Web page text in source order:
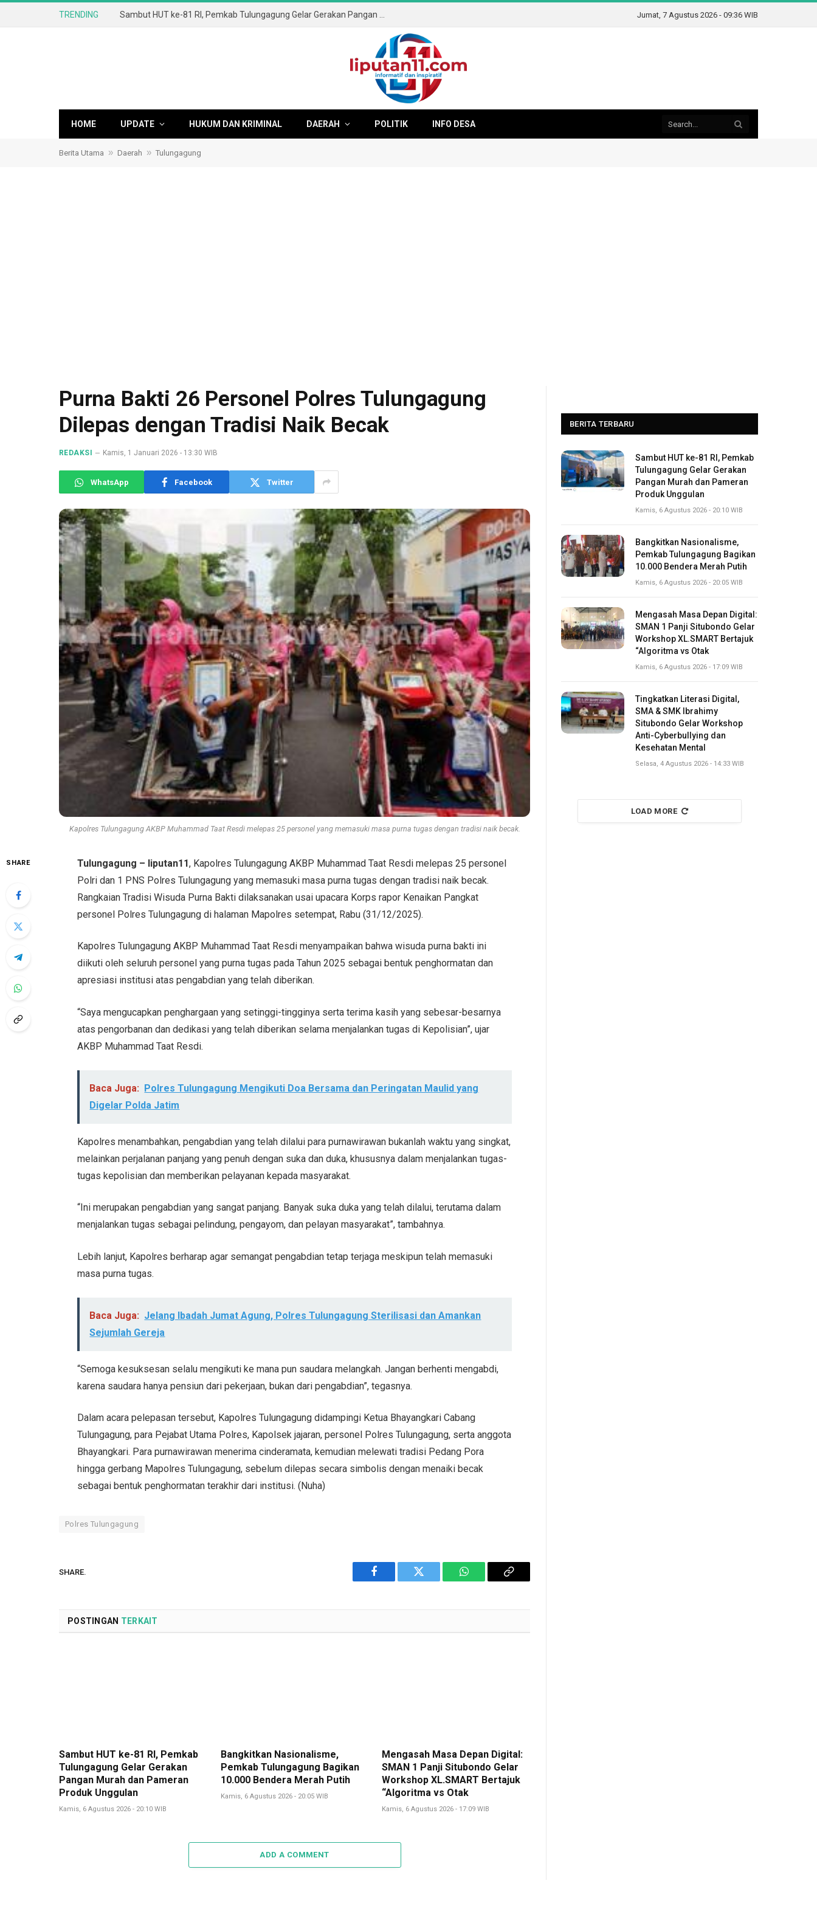
TRENDING Jumat, 7 Agustus 2026 - 09:36 WIB
HOME UPDATE HUKUM DAN KRIMINAL DAERAH POLITIK INFO DESA
Berita Utama » Daerah » Tulungagung
Purna Bakti 26 Personel Polres Tulungagung
Dilepas dengan Tradisi Naik Becak
REDAKSI Kamis, 1 Januari 2026 - 13:30 WIB
WhatsApp Facebook Twitter
Kapolres Tulungagung AKBP Muhammad Taat Resdi melepas 25 personel yang memasuki masa purna tugas dengan tradisi naik becak.
SHARE Tulungagung – liputan11, Kapolres Tulungagung AKBP Muhammad Taat Resdi melepas 25 personel
Polri dan 1 PNS Polres Tulungagung yang memasuki masa purna tugas dengan tradisi naik becak.
Rangkaian Tradisi Wisuda Purna Bakti dilaksanakan usai upacara Korps rapor Kenaikan Pangkat
personel Polres Tulungagung di halaman Mapolres setempat, Rabu (31/12/2025).
Kapolres Tulungagung AKBP Muhammad Taat Resdi menyampaikan bahwa wisuda purna bakti ini
diikuti oleh seluruh personel yang purna tugas pada Tahun 2025 sebagai bentuk penghormatan dan
apresiasi institusi atas pengabdian yang telah diberikan.
“Saya mengucapkan penghargaan yang setinggi-tingginya serta terima kasih yang sebesar-besarnya
atas pengorbanan dan dedikasi yang telah diberikan selama menjalankan tugas di Kepolisian”, ujar
AKBP Muhammad Taat Resdi.
Baca Juga: Polres Tulungagung Mengikuti Doa Bersama dan Peringatan Maulid yang
Digelar Polda Jatim
Kapolres menambahkan, pengabdian yang telah dilalui para purnawirawan bukanlah waktu yang singkat,
melainkan perjalanan panjang yang penuh dengan suka dan duka, khususnya dalam menjalankan tugas-
tugas kepolisian dan memberikan pelayanan kepada masyarakat.
“Ini merupakan pengabdian yang sangat panjang. Banyak suka duka yang telah dilalui, terutama dalam
menjalankan tugas sebagai pelindung, pengayom, dan pelayan masyarakat”, tambahnya.
Lebih lanjut, Kapolres berharap agar semangat pengabdian tetap terjaga meskipun telah memasuki
masa purna tugas.
Baca Juga: Jelang Ibadah Jumat Agung, Polres Tulungagung Sterilisasi dan Amankan
Sejumlah Gereja
“Semoga kesuksesan selalu mengikuti ke mana pun saudara melangkah. Jangan berhenti mengabdi,
karena saudara hanya pensiun dari pekerjaan, bukan dari pengabdian”, tegasnya.
Dalam acara pelepasan tersebut, Kapolres Tulungagung didampingi Ketua Bhayangkari Cabang
Tulungagung, para Pejabat Utama Polres, Kapolsek jajaran, personel Polres Tulungagung, serta anggota
Bhayangkari. Para purnawirawan menerima cinderamata, kemudian melewati tradisi Pedang Pora
hingga gerbang Mapolres Tulungagung, sebelum dilepas secara simbolis dengan menaiki becak
sebagai bentuk penghormatan terakhir dari institusi. (Nuha)
Polres Tulungagung
SHARE.
Facebook Twitter WhatsAppCopy
POSTINGAN TERKAIT
Sambut HUT ke-81 RI, Pemkab
Tulungagung Gelar Gerakan
Pangan Murah dan Pameran
Produk Unggulan
Kamis, 6 Agustus 2026 - 20:10 WIB
Bangkitkan Nasionalisme,
Pemkab Tulungagung Bagikan
10.000 Bendera Merah Putih
Kamis, 6 Agustus 2026 - 20:05 WIB
Mengasah Masa Depan Digital:
SMAN 1 Panji Situbondo Gelar
Workshop XL.SMART Bertajuk
“Algoritma vs Otak
Kamis, 6 Agustus 2026 - 17:09 WIB
ADD A COMMENT
BERITA TERBARU
Sambut HUT ke-81 RI, Pemkab
Tulungagung Gelar Gerakan
Pangan Murah dan Pameran
Produk Unggulan
Kamis, 6 Agustus 2026 - 20:10 WIB
Bangkitkan Nasionalisme,
Pemkab Tulungagung Bagikan
10.000 Bendera Merah Putih
Kamis, 6 Agustus 2026 - 20:05 WIB
Mengasah Masa Depan Digital:
SMAN 1 Panji Situbondo Gelar
Workshop XL.SMART Bertajuk
“Algoritma vs Otak
Kamis, 6 Agustus 2026 - 17:09 WIB
Tingkatkan Literasi Digital,
SMA & SMK Ibrahimy
Situbondo Gelar Workshop
Anti-Cyberbullying dan
Kesehatan Mental
Selasa, 4 Agustus 2026 - 14:33 WIB
LOAD MORE